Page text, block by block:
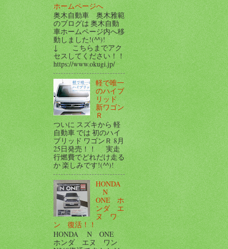
ホームページへ
奥木自動車 奥木雅範
のブログは 奥木自動
車ホームページ内へ移
動しました!(^^)!
↓ こちらまでアク
セスしてください！！
https://www.okugi.jp/
軽で唯一
のハイブ
リッド
新ワゴン
Ｒ
ついに スズキから 軽
自動車 では 初のハイ
ブリッド ワゴンＲ 8月
25日発売！！ 実走
行燃費でどれだけ走る
か 楽しみです!(^^)!
HONDA
N
ONE ホ
ンダ エ
ヌ ワ
ン 復活！！
HONDA N ONE
ホンダ エヌ ワン